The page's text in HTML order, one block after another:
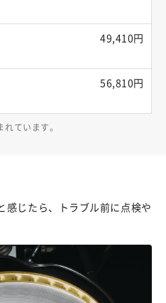
49,410円
56,810円
れています。
感じたら、トラブル前に点検や